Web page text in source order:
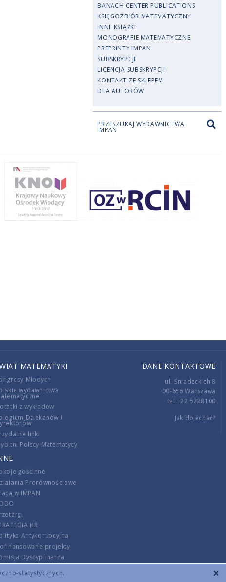
statystycznych.
BANACH CENTER PUBLICATIONS
KSIĘGOZBIÓR MATEMATYCZNY
INNE KSIĄŻKI
MONOGRAFIE MATEMATYCZNE
PREPRINTY IMPAN
SUBSKRYPCJE
LICENCJA SUBSKRYPCJI
KONTAKT ZE SKLEPEM
DLA AUTORÓW
PRZESZUKAJ WYDAWNICTWA
IMPAN
MATEMATYKI
Młodych
wydawnictwa
z wykładów
Dziekanów i
linki
Polscy Matematycy
gościnne
Prorównościowe
w IMPAN
HR
Antykorupcyjna
projekty
Dyscyplinarna
opłat
DANE KONTAKTOWE
ul. Śniadeckich 8
00-656 Warszawa
tel.: 22 5228100
Jak dojechać?